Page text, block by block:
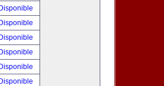
Disponible
Disponible
Disponible
Disponible
Disponible
Disponible